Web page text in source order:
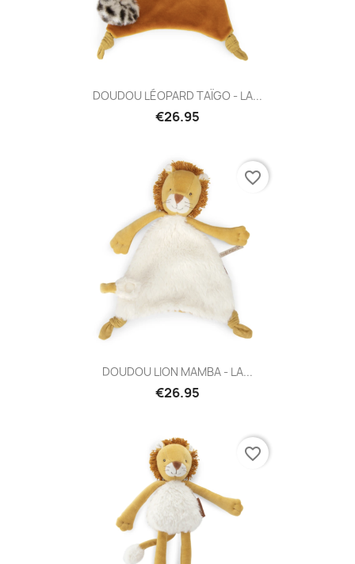
DOUDOU LÉOPARD TAÏGO - LA...
€26.95
DOUDOU LION MAMBA - LA...
€26.95
favorite_border
favorite_border